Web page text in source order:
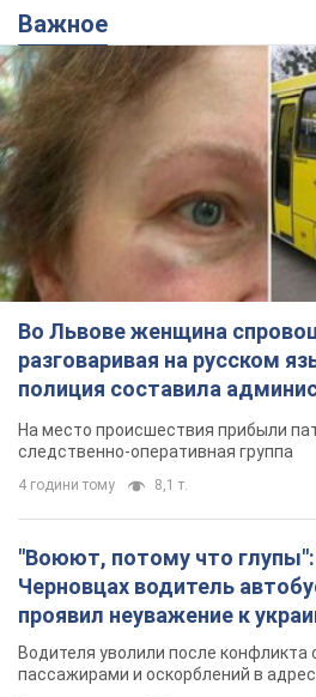
Важное
Во Львове женщина
разговаривая на русском
полиция составила
протокол. Видео
На место происшествия прибыли
следственно-оперативная группа
4 години тому 8,1 т.
"Воюют, потому что
Черновцах водитель
проявил неуважение к
военным и поплатился за
Видео
Водителя уволили после конфликта
пассажирами и оскорблений в